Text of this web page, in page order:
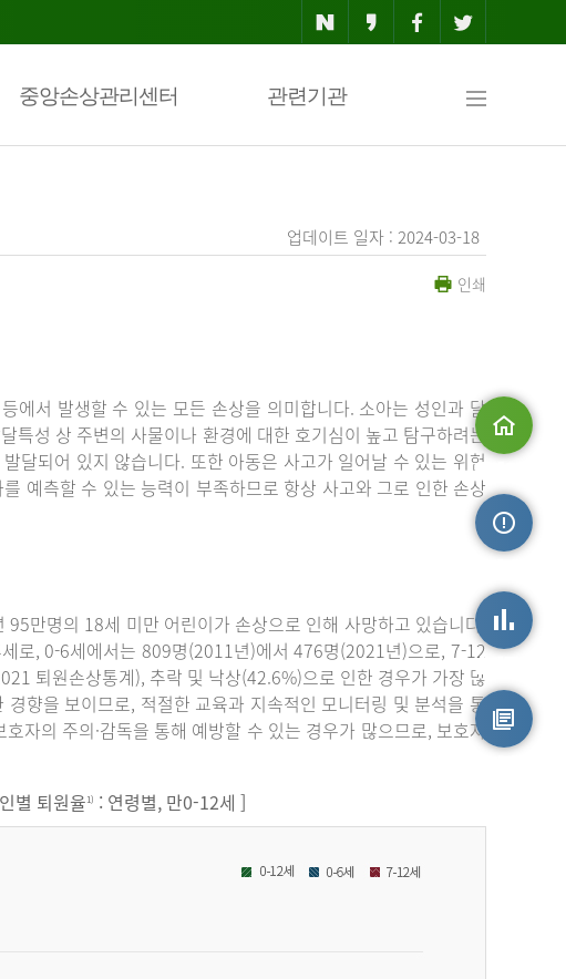
중앙손상관리센터 관련기관
맵
업데이트 일자 : 2024-03-18
인쇄
에서 발생할 수 있는 모든 손상을 의미합니다. 소아는 성인과 달
성 상 주변의 사물이나 환경에 대한 호기심이 높고 탐구하려는
달되어 있지 않습니다. 또한 아동은 사고가 일어날 수 있는 위험
예측할 수 있는 능력이 부족하므로 항상 사고와 그로 인한 손상
만명의 18세 미만 어린이가 손상으로 인해 사망하고 있습니다.
로, 0-6세에서는 809명(2011년)에서 476명(2021년)으로, 7-12
퇴원손상통계), 추락 및 낙상(42.6%)으로 인한 경우가 가장 많
향을 보이므로, 적절한 교육과 지속적인 모니터링 및 분석을 통
자의 주의·감독을 통해 예방할 수 있는 경우가 많으므로, 보호자
별 퇴원율1) : 연령별, 만0-12세 ]
메인으로
손상통계